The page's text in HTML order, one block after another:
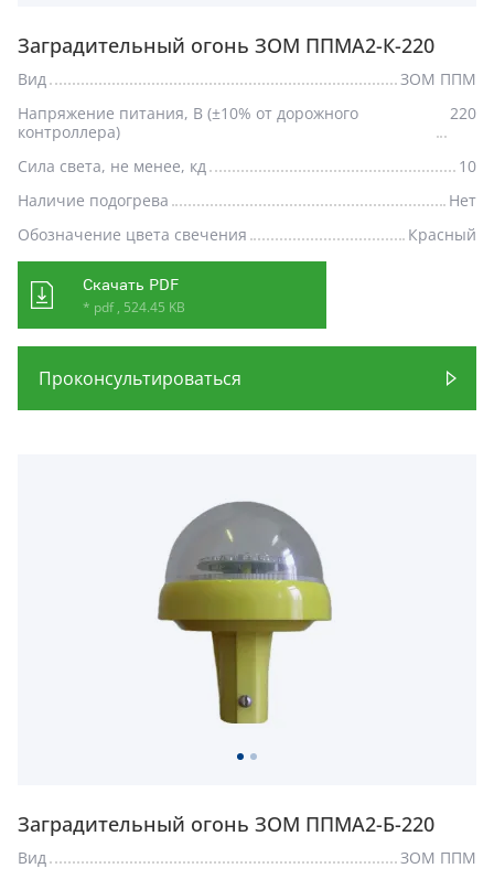
Заградительный огонь ЗОМ ППМА2-К-220
Вид
ЗОМ ППМ
Напряжение питания, В (±10% от дорожного
контроллера)
220
Сила света, не менее, кд
10
Наличие подогрева
Нет
Обозначение цвета свечения
Красный
Скачать PDF
* pdf , 524.45 KB
Проконсультироваться
Заградительный огонь ЗОМ ППМА2-Б-220
Вид
ЗОМ ППМ